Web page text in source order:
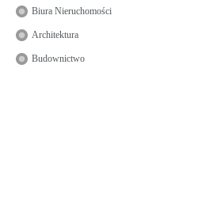
Biura Nieruchomości
Architektura
Budownictwo